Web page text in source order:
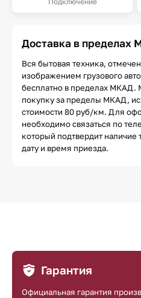
Доставка в
Вся бытовая техника,
изображением грузового
бесплатно в пределах МКАД.
покупку за пределы МКАД,
стоимости 80 руб/км. Для
необходимо связаться по
который подтвердит наличие
дату и время приезда.
Гарантия
Официальная гарантия